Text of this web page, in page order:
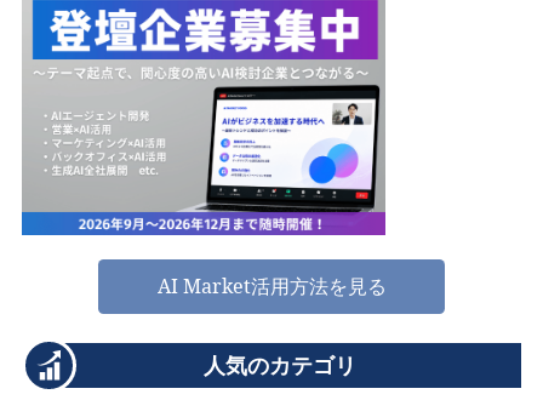
AI Market活用方法を見る
人気のカテゴリ